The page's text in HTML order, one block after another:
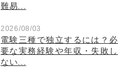
難易...
2026/08/03
電験三種で独立するには？必
要な実務経験や年収・失敗し
ない...